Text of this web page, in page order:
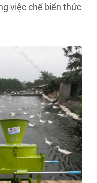
việc chế biến thức